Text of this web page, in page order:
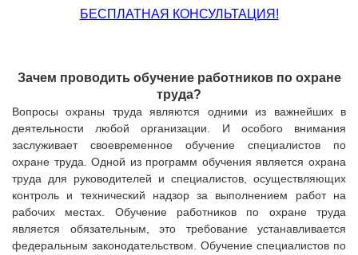
БЕСПЛАТНАЯ КОНСУЛЬТАЦИЯ!
Зачем проводить обучение работников по охране
труда?
Вопросы охраны труда являются одними из важнейших в
деятельности любой организации. И особого внимания
заслуживает своевременное обучение специалистов по
охране труда. Одной из программ обучения является охрана
труда для руководителей и специалистов, осуществляющих
контроль и технический надзор за выполнением работ на
рабочих местах. Обучение работников по охране труда
является обязательным, это требование устанавливается
федеральным законодательством. Обучение специалистов по